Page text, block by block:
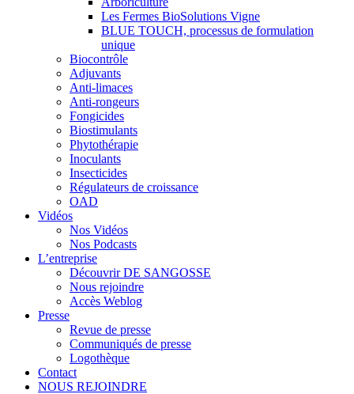
Les Fermes BioSolutions Vigne
BLUE TOUCH, processus de formulation
unique
Biocontrôle
Adjuvants
Anti-limaces
Anti-rongeurs
Fongicides
Biostimulants
Phytothérapie
Inoculants
Insecticides
Régulateurs de croissance
OAD
Vidéos
Nos Vidéos
Nos Podcasts
L’entreprise
Découvrir DE SANGOSSE
Nous rejoindre
Accès Weblog
Presse
Revue de presse
Communiqués de presse
Logothèque
Contact
NOUS REJOINDRE